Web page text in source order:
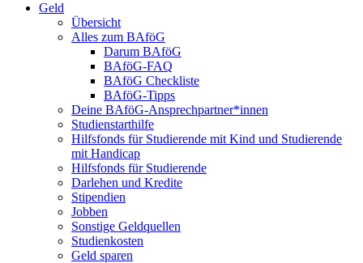
Geld
Übersicht
Alles zum BAföG
Darum BAföG
BAföG-FAQ
BAföG Checkliste
BAföG-Tipps
Deine BAföG-Ansprechpartner*innen
Studienstarthilfe
Hilfsfonds für Studierende mit Kind und Studierende
mit Handicap
Hilfsfonds für Studierende
Darlehen und Kredite
Stipendien
Jobben
Sonstige Geldquellen
Studienkosten
Geld sparen